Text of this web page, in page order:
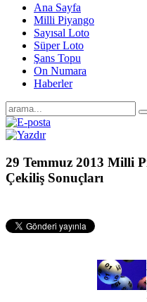
Ana Sayfa
Milli Piyango
Sayısal Loto
Süper Loto
Şans Topu
On Numara
Haberler
29 Temmuz 2013 Milli
Çekiliş Sonuçları